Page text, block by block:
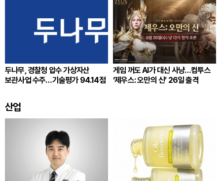
두나무, 경찰청 압수 가상자산
보관사업 수주…기술평가 94.14점
게임 꺼도 AI가 대신 사냥…컴투스
‘제우스: 오만의 신’ 26일 출격
산업